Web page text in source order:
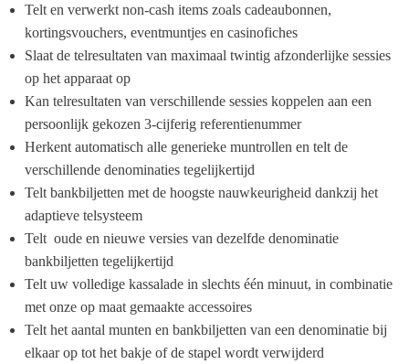
Telt en verwerkt non-cash items zoals cadeaubonnen,
kortingsvouchers, eventmuntjes en casinofiches
Slaat de telresultaten van maximaal twintig afzonderlijke sessies
op het apparaat op
Kan telresultaten van verschillende sessies koppelen aan een
persoonlijk gekozen 3-cijferig referentienummer
Herkent automatisch alle generieke muntrollen en telt de
verschillende denominaties tegelijkertijd
Telt bankbiljetten met de hoogste nauwkeurigheid dankzij het
adaptieve telsysteem
Telt  oude en nieuwe versies van dezelfde denominatie
bankbiljetten tegelijkertijd
Telt uw volledige kassalade in slechts één minuut, in combinatie
met onze op maat gemaakte accessoires
Telt het aantal munten en bankbiljetten van een denominatie bij
elkaar op tot het bakje of de stapel wordt verwijderd